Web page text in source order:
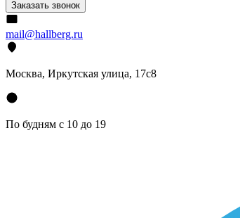
Заказать звонок
mail@hallberg.ru
Москва, Иркутская улица, 17с8
По будням с 10 до 19